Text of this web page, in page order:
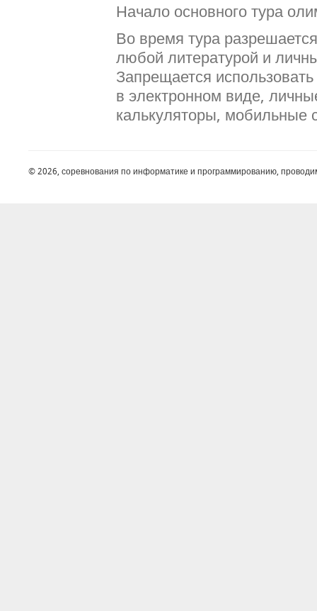
Начало основного тура
Во время тура
любой литературой и
Запрещается
в электронном виде,
калькуляторы, мобильные
© 2026, соревнования по информатике и программированию,